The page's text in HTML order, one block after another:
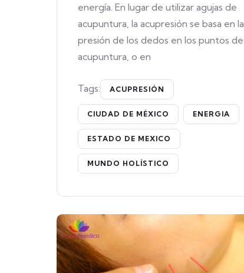
energía. En lugar de utilizar agujas de
acupuntura, la acupresión se basa en la
presión de los dedos en los puntos de
acupuntura, o en
Tags: ACUPRESIÓN
CIUDAD DE MÉXICO ENERGIA
ESTADO DE MEXICO
MUNDO HOLÍSTICO